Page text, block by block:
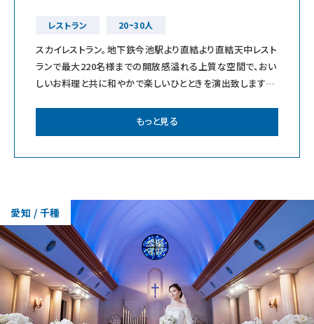
レストラン 20~30人
スカイレストラン。地下鉄今池駅より直結より直結天中レスト
ランで最大220名様までの開放感溢れる上質な空間で、おい
しいお料理と共に和やかで楽しいひとときを演出致します。
もっと見る
愛知 / 千種